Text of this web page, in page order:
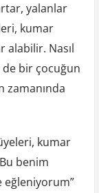
yalanlar
kumar
alabilir. Nasıl
de bir çocuğun
zamanında
kumar
benim
eğleniyorum”